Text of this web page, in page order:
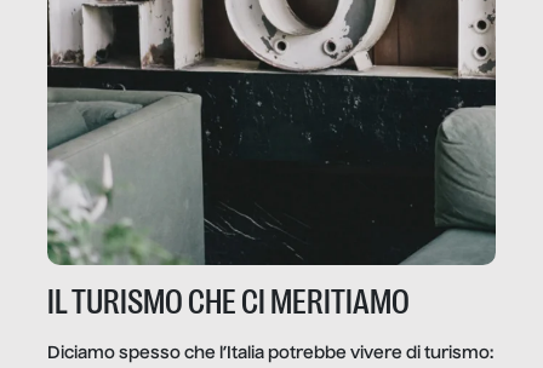
IL TURISMO CHE CI MERITIAMO
Diciamo spesso che l’Italia potrebbe vivere di turismo: